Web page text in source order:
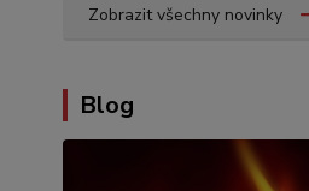
Zobrazit všechny novinky
Blog